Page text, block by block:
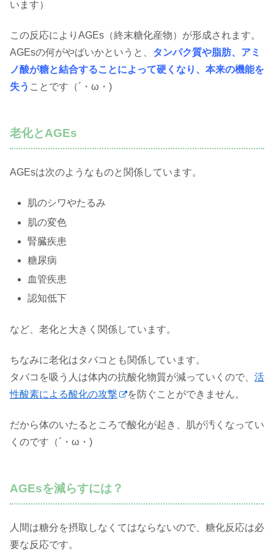
います）
この反応によりAGEs（終末糖化産物）が形成されます。
AGEsの何がやばいかというと、 タンパク質や脂肪、アミ
ノ酸が糖と結合することによって硬くなり、本来の機能を
失う ことです（´・ω・)
老化とAGEs
AGEsは次のようなものと関係しています。
肌のシワやたるみ
肌の変色
腎臓疾患
糖尿病
血管疾患
認知低下
など、老化と大きく関係しています。
ちなみに老化はタバコとも関係しています。
タバコを吸う人は体内の抗酸化物質が減っていくので、 活
性酸素による酸化の攻撃
を防ぐことができません。
だから体のいたるところで酸化が起き、肌が汚くなってい
くのです（´・ω・)
AGEsを減らすには？
人間は糖分を摂取しなくてはならないので、糖化反応は必
要な反応です。